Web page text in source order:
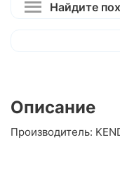
Найдите
Описание
Производитель: